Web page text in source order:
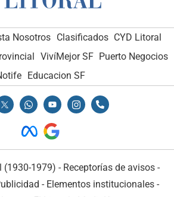
Nosotros Clasificados CYD Litoral
VivíMejor SF Puerto Negocios
Educacion SF
(1930-1979) - Receptorías de avisos -
- Elementos institucionales -